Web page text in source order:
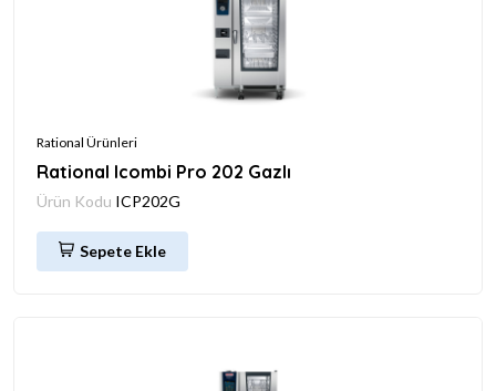
Rational Ürünleri
Rational Icombi Pro 202 Gazlı
Ürün Kodu ICP202G
Sepete Ekle